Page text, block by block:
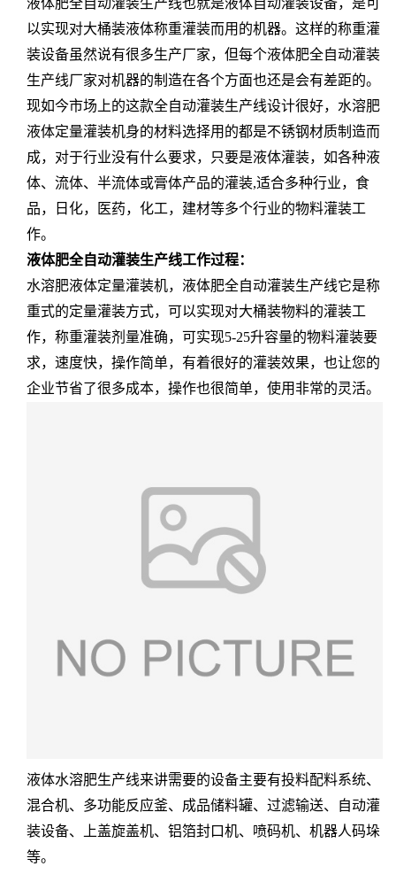
液体肥全自动灌装生产线也就是液体自动灌装设备，是可
以实现对大桶装液体称重灌装而用的机器。这样的称重灌
装设备虽然说有很多生产厂家，但每个液体肥全自动灌装
生产线厂家对机器的制造在各个方面也还是会有差距的。
现如今市场上的这款全自动灌装生产线设计很好，水溶肥
液体定量灌装机身的材料选择用的都是不锈钢材质制造而
成，对于行业没有什么要求，只要是液体灌装，如各种液
体、流体、半流体或膏体产品的灌装,适合多种行业，食
品，日化，医药，化工，建材等多个行业的物料灌装工
作。
液体肥全自动灌装生产线工作过程：
水溶肥液体定量灌装机，液体肥全自动灌装生产线它是称
重式的定量灌装方式，可以实现对大桶装物料的灌装工
作，称重灌装剂量准确，可实现5-25升容量的物料灌装要
求，速度快，操作简单，有着很好的灌装效果，也让您的
企业节省了很多成本，操作也很简单，使用非常的灵活。
液体水溶肥生产线来讲需要的设备主要有投料配料系统、
混合机、多功能反应釜、成品储料罐、过滤输送、自动灌
装设备、上盖旋盖机、铝箔封口机、喷码机、机器人码垛
等。